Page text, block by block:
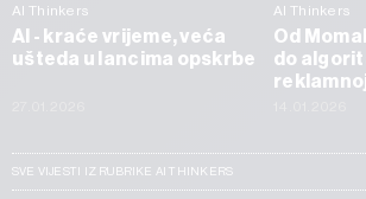
AI Thinkers
AI - kraće vrijeme, veća
ušteda u lancima opskrbe
AI Thinkers
Od
do
SVE VIJESTI IZ RUBRIKE AI THINKERS